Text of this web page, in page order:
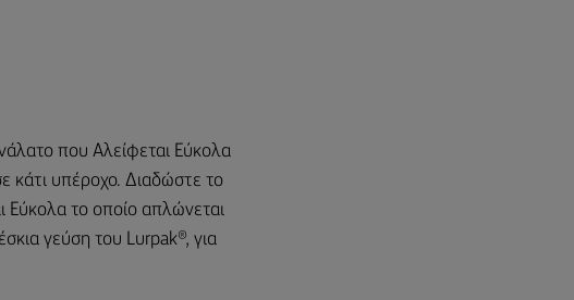
που Αλείφεται Εύκολα
κάτι υπέροχο. Διαδώστε το
Εύκολα το οποίο απλώνεται
γεύση του Lurpak®, για